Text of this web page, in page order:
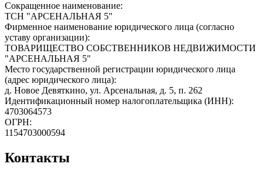
Сокращенное наименование:
ТСН "АРСЕНАЛЬНАЯ 5"
Фирменное наименование юридического лица (согласно
уставу организации):
ТОВАРИЩЕСТВО СОБСТВЕННИКОВ НЕДВИЖИМОСТИ
"АРСЕНАЛЬНАЯ 5"
Место государственной регистрации юридического лица
(адрес юридического лица):
д. Новое Девяткино, ул. Арсенальная, д. 5, п. 262
Идентификационный номер налогоплательщика (ИНН):
4703064573
ОГРН:
1154703000594
Контакты